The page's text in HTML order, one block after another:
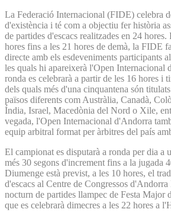
La Federació Internacional (FIDE) celebra
d'existència i té com a objectiu fer història
de partides d'escacs realitzades en 24 hores.
hores fins a les 21 hores de demà, la FIDE
directe amb els esdeveniments participants
les quals hi apareixerà l'Open Internacional
ronda es celebrarà a partir de les 16 hores i
dels quals més d'una cinquantena són
països diferents com Austràlia, Canadà,
Índia, Israel, Macedònia del Nord o Xile,
vegada, l'Open Internacional d'Andorra
equip arbitral format per àrbitres del país
El campionat es disputarà a ronda per dia a
més 30 segons d'increment fins a la jugada
Diumenge està previst, a les 10 hores, el
d'escacs al Centre de Congressos
nocturn de partides llampec de Festa Major
que es celebrarà dimecres a les 22 hores a